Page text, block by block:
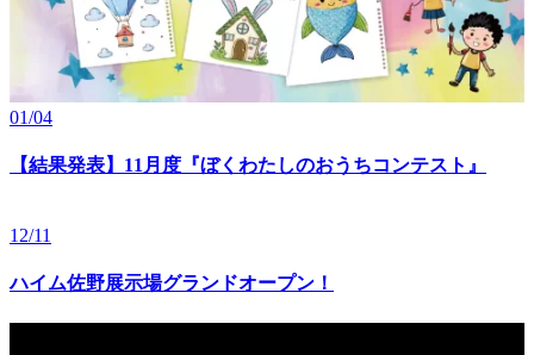
01/04
【結果発表】11月度『ぼくわたしのおうちコンテスト』
12/11
ハイム佐野展示場グランドオープン！